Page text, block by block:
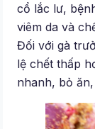
cổ lắc lư,
viêm da và
Đối với gà
lệ chết thấp
nhanh, bỏ